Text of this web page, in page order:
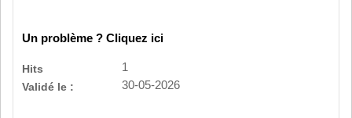
Un problème ? Cliquez ici
Hits
1
Validé le :
30-05-2026